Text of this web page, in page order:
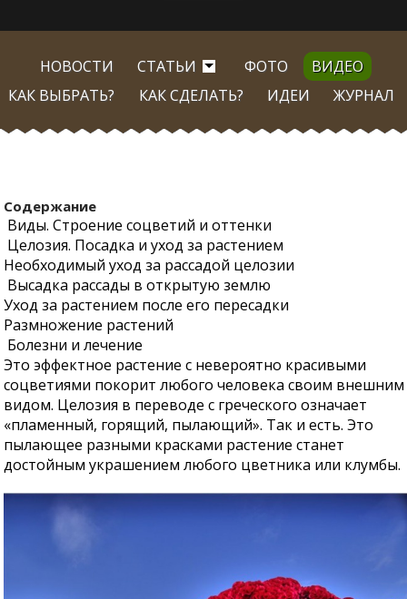
НОВОСТИ СТАТЬИ ФОТО
ВИДЕО
КАК ВЫБРАТЬ?
КАК СДЕЛАТЬ? ИДЕИ ЖУРНАЛ
Содержание
Виды. Строение соцветий и оттенки
Целозия. Посадка и уход за растением
Необходимый уход за рассадой целозии
Высадка рассады в открытую землю
Уход за растением после его пересадки
Размножение растений
Болезни и лечение
Это эффектное растение с невероятно красивыми
соцветиями покорит любого человека своим внешним
видом. Целозия в переводе с греческого означает
«пламенный, горящий, пылающий». Так и есть. Это
пылающее разными красками растение станет
достойным украшением любого цветника или клумбы.